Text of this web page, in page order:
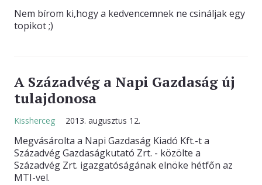
Nem bírom ki,hogy a kedvencemnek ne csináljak egy
topikot ;)
A Századvég a Napi Gazdaság új
tulajdonosa
Kissherceg 2013. augusztus 12.
Megvásárolta a Napi Gazdaság Kiadó Kft.-t a
Századvég Gazdaságkutató Zrt. - közölte a
Századvég Zrt. igazgatóságának elnöke hétfőn az
MTI-vel.